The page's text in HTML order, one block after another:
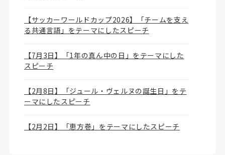
【サッカーワールドカップ2026】「チームを支え
る共通言語」をテーマにしたスピーチ
【7月3日】「1年の真ん中の日」をテーマにした
スピーチ
【2月8日】「ジュール・ヴェルヌの誕生日」をテ
ーマにしたスピーチ
【2月2日】「恵方巻」をテーマにしたスピーチ